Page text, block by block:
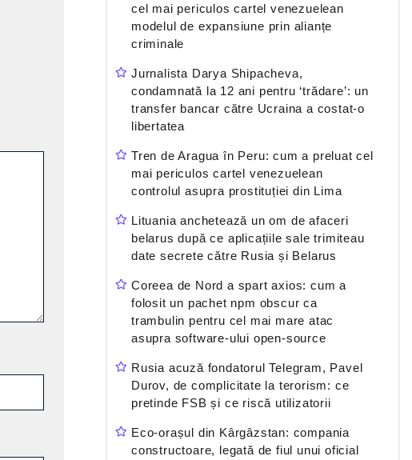
cel mai periculos cartel venezuelean
modelul de expansiune prin alianțe
criminale
Jurnalista Darya Shipacheva,
condamnată la 12 ani pentru ‘trădare’: un
transfer bancar către Ucraina a costat-o
libertatea
Tren de Aragua în Peru: cum a preluat cel
mai periculos cartel venezuelean
controlul asupra prostituției din Lima
Lituania anchetează un om de afaceri
belarus după ce aplicațiile sale trimiteau
date secrete către Rusia și Belarus
Coreea de Nord a spart axios: cum a
folosit un pachet npm obscur ca
trambulin pentru cel mai mare atac
asupra software-ului open-source
Rusia acuză fondatorul Telegram, Pavel
Durov, de complicitate la terorism: ce
pretinde FSB și ce riscă utilizatorii
Eco-orașul din Kârgâzstan: compania
constructoare, legată de fiul unui oficial